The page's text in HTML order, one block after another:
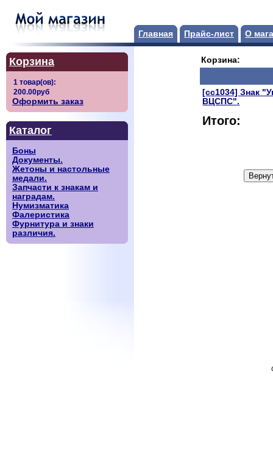
Главная Прайс-лист О
Корзина
Оформить заказ
Каталог
Боны
Документы.
Жетоны и настольные
медали.
Запчасти к знакам и
наградам.
Нумизматика
Фалеристика
Фурнитура и знаки
различия.
Корзина:
[сс1034] Знак
ВЦСПС".
Итого: